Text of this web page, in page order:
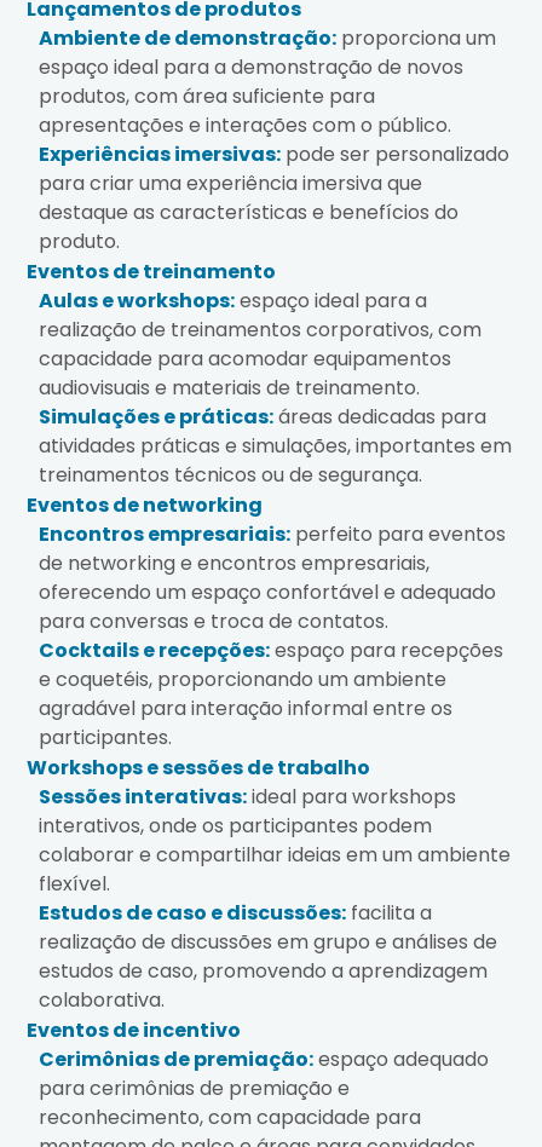
Lançamentos de produtos
Ambiente de demonstração: proporciona um
espaço ideal para a demonstração de novos
produtos, com área suficiente para
apresentações e interações com o público.
Experiências imersivas: pode ser personalizado
para criar uma experiência imersiva que
destaque as características e benefícios do
produto.
Eventos de treinamento
Aulas e workshops:espaço ideal para a
realização de treinamentos corporativos, com
capacidade para acomodar equipamentos
audiovisuais e materiais de treinamento.
Simulações e práticas:áreas dedicadas para
atividades práticas e simulações, importantes em
treinamentos técnicos ou de segurança.
Eventos de networking
Encontros empresariais: perfeito para eventos
de networking e encontros empresariais,
oferecendo um espaço confortável e adequado
para conversas e troca de contatos.
Cocktails e recepções:espaço para recepções
e coquetéis, proporcionando um ambiente
agradável para interação informal entre os
participantes.
Workshops e sessões de trabalho
Sessões interativas:ideal para workshops
interativos, onde os participantes podem
colaborar e compartilhar ideias em um ambiente
flexível.
Estudos de caso e discussões: facilita a
realização de discussões em grupo e análises de
estudos de caso, promovendo a aprendizagem
colaborativa.
Eventos de incentivo
Cerimônias de premiação:espaço adequado
para cerimônias de premiação e
reconhecimento, com capacidade para